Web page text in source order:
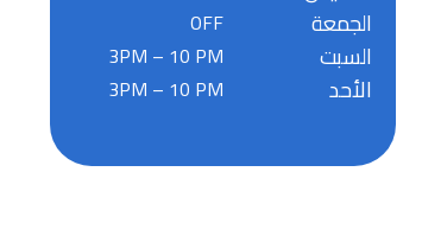
OFF الجمعة
3PM – 10 PM السبت
3PM – 10 PM الأحد